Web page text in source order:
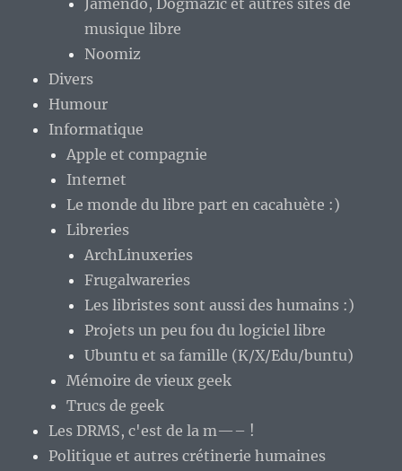
Jamendo, Dogmazic et autres sites de
musique libre
Noomiz
Divers
Humour
Informatique
Apple et compagnie
Internet
Le monde du libre part en cacahuète :)
Libreries
ArchLinuxeries
Frugalwareries
Les libristes sont aussi des humains :)
Projets un peu fou du logiciel libre
Ubuntu et sa famille (K/X/Edu/buntu)
Mémoire de vieux geek
Trucs de geek
Les DRMS, c'est de la m—– !
Politique et autres crétinerie humaines